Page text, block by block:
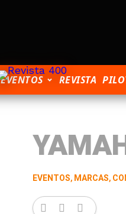
EVENTOS,MARCAS,
EVENTOS REVISTA